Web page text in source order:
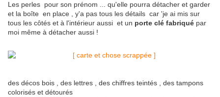
Les perles pour son prénom ... qu'elle pourra détacher et garder
et la boîte en place , y'a pas tous les détails car 'je ai mis sur
tous les côtés et à l'intérieur aussi et un porte clé fabriqué par
moi même à détacher aussi !
des décos bois , des lettres , des chiffres teintés , des tampons
colorisés et détourés